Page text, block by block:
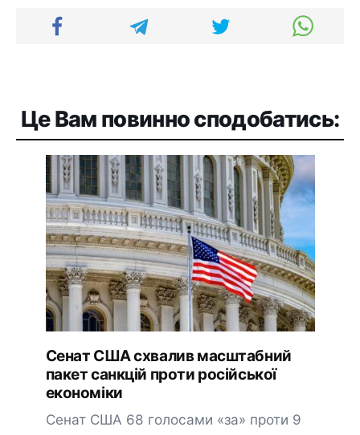
Це Вам повинно сподобатись:
Сенат США схвалив масштабний
пакет санкцій проти російської
економіки
Сенат США 68 голосами «за» проти 9